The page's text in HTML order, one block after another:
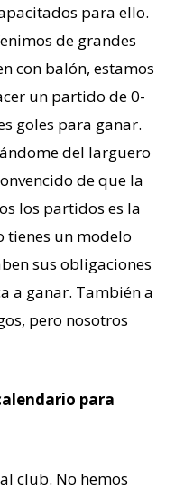
para ello.
de grandes
con balón, estamos
un partido de 0-
goles para ganar.
del larguero
de que la
los partidos es la
tienes un modelo
sus obligaciones
a ganar. También a
pero nosotros
para
club. No hemos